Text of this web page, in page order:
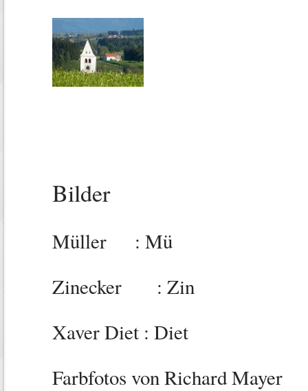
Bilder
Müller : Mü
Zinecker : Zin
Xaver Diet : Diet
Farbfotos von Richard Mayer